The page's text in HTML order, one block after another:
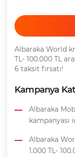
Albaraka World
TL- 100.000 TL
6 taksit fırsatı!
Kampanya
Albaraka
kampanyası
Albaraka
1.000 TL-